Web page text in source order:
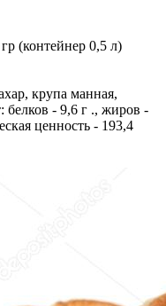
(контейнер 0,5 л)
крупа манная,
- 9,6 г ., жиров -
ценность - 193,4